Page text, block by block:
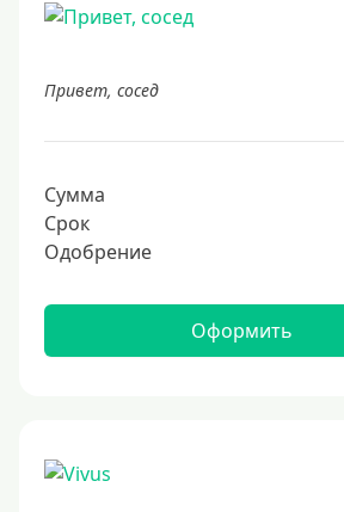
Привет, сосед
Сумма
Срок
Одобрение
Оформить